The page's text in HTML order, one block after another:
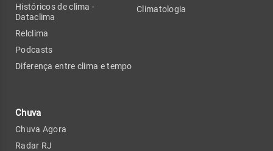
Históricos de clima -
Dataclima
Relclima
Podcasts
Diferença entre clima e tempo
Chuva
Chuva Agora
Radar RJ
Climatologia